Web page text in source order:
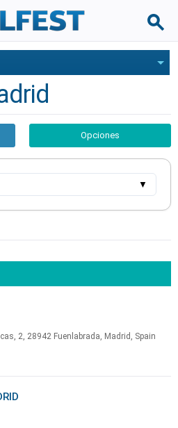
Opciones
▼
2, 28942 Fuenlabrada, Madrid, Spain